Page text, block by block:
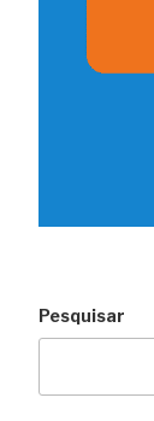
Pesquisar